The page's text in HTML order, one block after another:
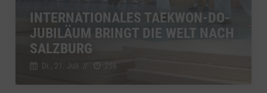
INTERNATIONALES TAEKWON-DO-
JUBILÄUM BRINGT DIE WELT NACH
SALZBURG
Di., 21. Juli // 256